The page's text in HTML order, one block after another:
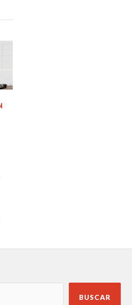
BUSCAR